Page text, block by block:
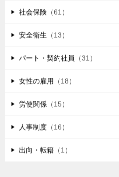
社会保険 （61）
安全衛生 （13）
パート・契約社員 （31）
女性の雇用 （18）
労使関係 （15）
人事制度 （16）
出向・転籍 （1）